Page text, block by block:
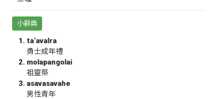
小辭典
ta‘avalra
勇士成年禮
molapangolai
祖靈祭
asavasavahe
男性青年